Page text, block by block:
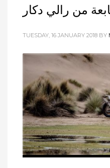
من رالي دكار
TUESDAY, 16 JANUARY 2018 BY